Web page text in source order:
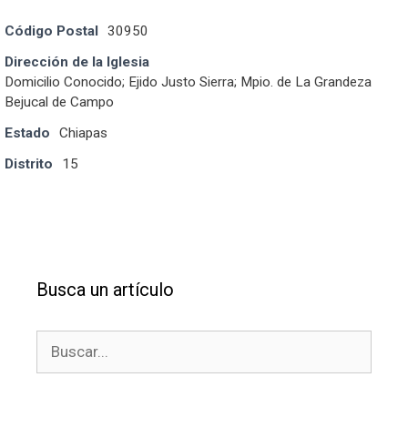
Código Postal 30950
Dirección de la Iglesia
Domicilio Conocido; Ejido Justo Sierra; Mpio. de La Grandeza
Bejucal de Campo
Estado
Chiapas
Distrito
15
Busca un artículo